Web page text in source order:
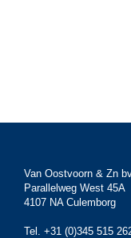
Van Oostvoorn & Zn
Parallelweg West 45A
4107 NA Culemborg
Tel. +31 (0)345 515